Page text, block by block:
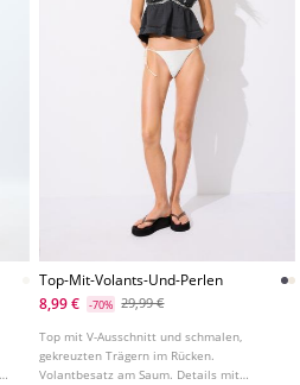
Top-Mit-Volants-Und-Perlen
8,99 €
-70% 29,99 €
Top mit V-Ausschnitt und schmalen,
gekreuzten Trägern im Rücken.
Volantbesatz am Saum. Details mit